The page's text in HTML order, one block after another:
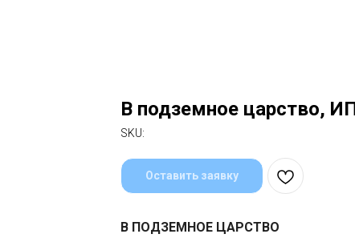
В подземное царство,
SKU:
Оставить заявку
В ПОДЗЕМНОЕ ЦАРСТВО